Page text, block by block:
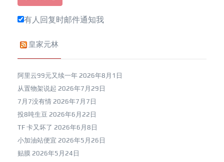
有人回复时邮件通知我
皇家元林
阿里云99元又续一年 2026年8月1日
从置物架说起 2026年7月29日
7月7没有情 2026年7月7日
投8吨生豆 2026年6月22日
TF 卡又坏了 2026年6月8日
小加油站便宜 2026年5月26日
贴膜 2026年5月24日